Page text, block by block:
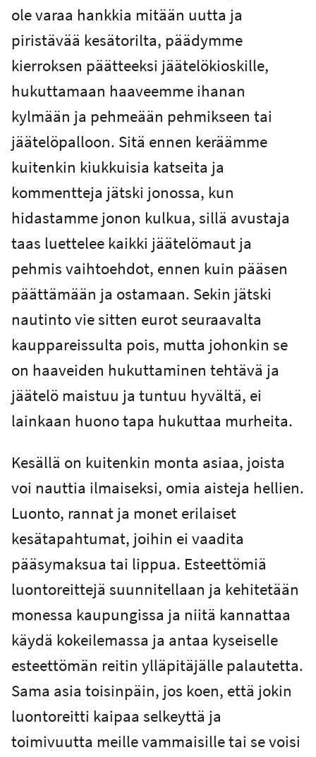
ole varaa hankkia mitään uutta ja
piristävää kesätorilta, päädymme
kierroksen päätteeksi jäätelökioskille,
hukuttamaan haaveemme ihanan
kylmään ja pehmeään pehmikseen tai
jäätelöpalloon. Sitä ennen keräämme
kuitenkin kiukkuisia katseita ja
kommentteja jätski jonossa, kun
hidastamme jonon kulkua, sillä avustaja
taas luettelee kaikki jäätelömaut ja
pehmis vaihtoehdot, ennen kuin pääsen
päättämään ja ostamaan. Sekin jätski
nautinto vie sitten eurot seuraavalta
kauppareissulta pois, mutta johonkin se
on haaveiden hukuttaminen tehtävä ja
jäätelö maistuu ja tuntuu hyvältä, ei
lainkaan huono tapa hukuttaa murheita.
Kesällä on kuitenkin monta asiaa, joista
voi nauttia ilmaiseksi, omia aisteja hellien.
Luonto, rannat ja monet erilaiset
kesätapahtumat, joihin ei vaadita
pääsymaksua tai lippua. Esteettömiä
luontoreittejä suunnitellaan ja kehitetään
monessa kaupungissa ja niitä kannattaa
käydä kokeilemassa ja antaa kyseiselle
esteettömän reitin ylläpitäjälle palautetta.
Sama asia toisinpäin, jos koen, että jokin
luontoreitti kaipaa selkeyttä ja
toimivuutta meille vammaisille tai se voisi